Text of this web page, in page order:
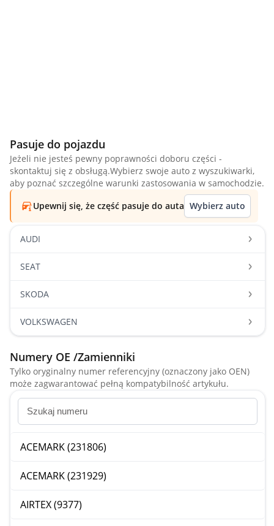
Pasuje do pojazdu
Jeżeli nie jesteś pewny poprawności doboru części -
skontaktuj się z obsługą.Wybierz swoje auto z wyszukiwarki,
aby poznać szczególne warunki zastosowania w samochodzie.
Upewnij się, że część pasuje do auta Wybierz auto
AUDI
SEAT
SKODA
VOLKSWAGEN
Numery OE /Zamienniki
Tylko oryginalny numer referencyjny (oznaczony jako OEN)
może zagwarantować pełną kompatybilność artykułu.
ACEMARK (231806)
ACEMARK (231929)
AIRTEX (9377)